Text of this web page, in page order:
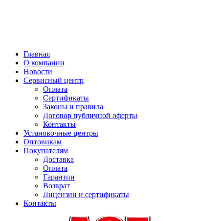
Главная
О компании
Новости
Сервисный центр
Оплата
Сертификаты
Законы и правила
Договор публичной оферты
Контакты
Установочные центры
Оптовикам
Покупателям
Доставка
Оплата
Гарантии
Возврат
Лицензии и сертификаты
Контакты